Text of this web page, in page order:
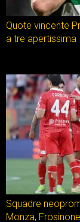
Quote vincente
a tre apertissima
Squadre
Monza,